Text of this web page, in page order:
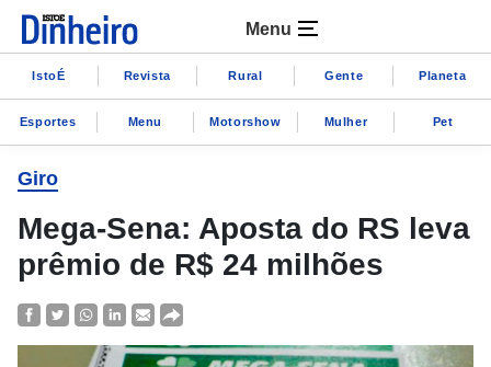
Menu
IstoÉ Revista Rural Gente Planeta
Esportes Menu Motorshow Mulher Pet
Giro
Mega-Sena: Aposta do RS leva
prêmio de R$ 24 milhões